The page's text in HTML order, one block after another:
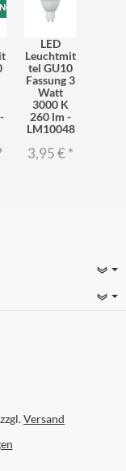
LED
Leuchtmit
tel GU10
Fassung 3
Watt
3000 K
260 lm -
LM10048
3,95 €*
Versand